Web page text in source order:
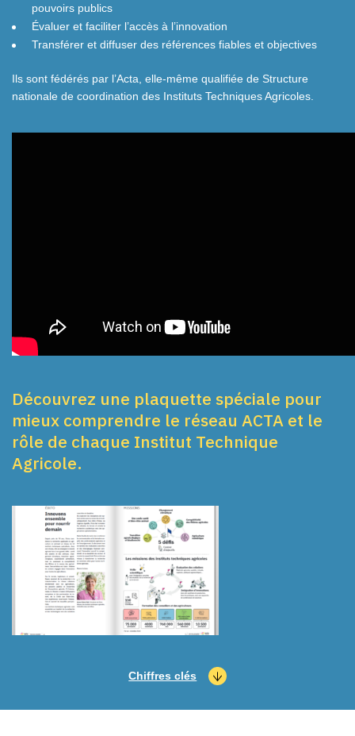
pouvoirs publics
Évaluer et faciliter l’accès à l’innovation
Transférer et diffuser des références fiables et objectives
Ils sont fédérés par l’Acta, elle-même qualifiée de Structure
nationale de coordination des Instituts Techniques Agricoles
Découvrez une plaquette spéciale pour
mieux comprendre le réseau ACTA et le
rôle de chaque Institut Technique
Agricole.
Chiffres clés